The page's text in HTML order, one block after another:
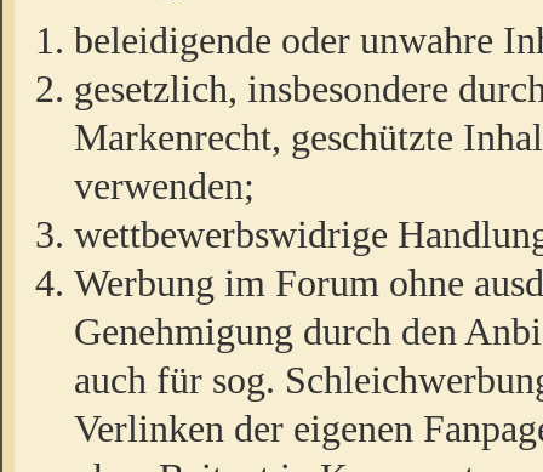
beleidigende oder unwahre
gesetzlich, insbesondere
Markenrecht, geschützte
verwenden;
wettbewerbswidrige
Werbung im Forum ohne
Genehmigung durch den
auch für sog.
Verlinken der eigenen